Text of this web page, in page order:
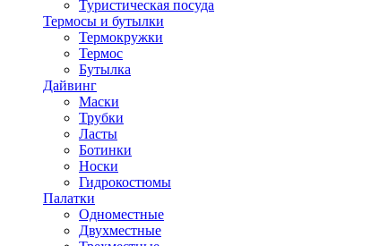
Туристическая посуда
Термосы и бутылки
Термокружки
Термос
Бутылка
Дайвинг
Маски
Трубки
Ласты
Ботинки
Носки
Гидрокостюмы
Палатки
Одноместные
Двухместные